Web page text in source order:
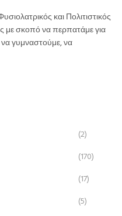
και Πολιτιστικός
με σκοπό να περπατάμε για
γυμναστούμε, να
(2)
(170)
(17)
(5)